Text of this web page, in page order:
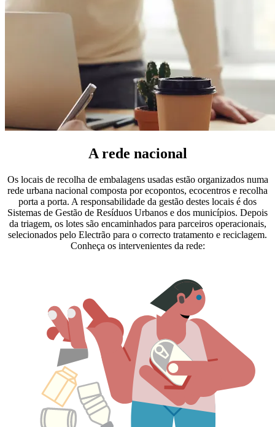
A rede nacional
Os locais de recolha de embalagens usadas estão organizados numa
rede urbana nacional composta por ecopontos, ecocentros e recolha
porta a porta. A responsabilidade da gestão destes locais é dos
Sistemas de Gestão de Resíduos Urbanos e dos municípios. Depois
da triagem, os lotes são encaminhados para parceiros operacionais,
selecionados pelo Electrão para o correcto tratamento e reciclagem.
Conheça os intervenientes da rede: